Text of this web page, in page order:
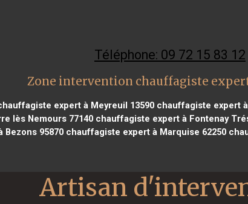
Téléphone: 09 72 15 83 12
Zone intervention chauffagiste
expert à Meyreuil 13590 chauffagiste expert à
lès Nemours 77140 chauffagiste expert à Fontenay
Bezons 95870chauffagiste expert à Marquise 62250
Artisan